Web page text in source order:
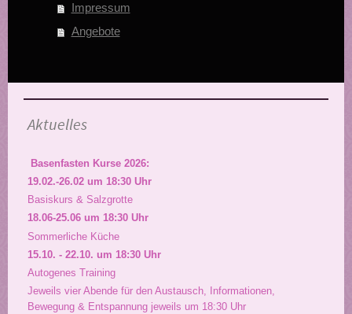
Impressum
Angebote
Aktuelles
Basenfasten Kurse 2026:
19.02.-26.02 um 18:30 Uhr
Basiskurs & Salzgrotte
18.06-25.06 um 18:30 Uhr
Sommerliche Küche
15.10. - 22.10. um 18:30 Uhr
Autogenes Training
Jeweils vier Abende für den Austausch, Informationen,
Bewegung & Entspannung jeweils um 18:30 Uhr